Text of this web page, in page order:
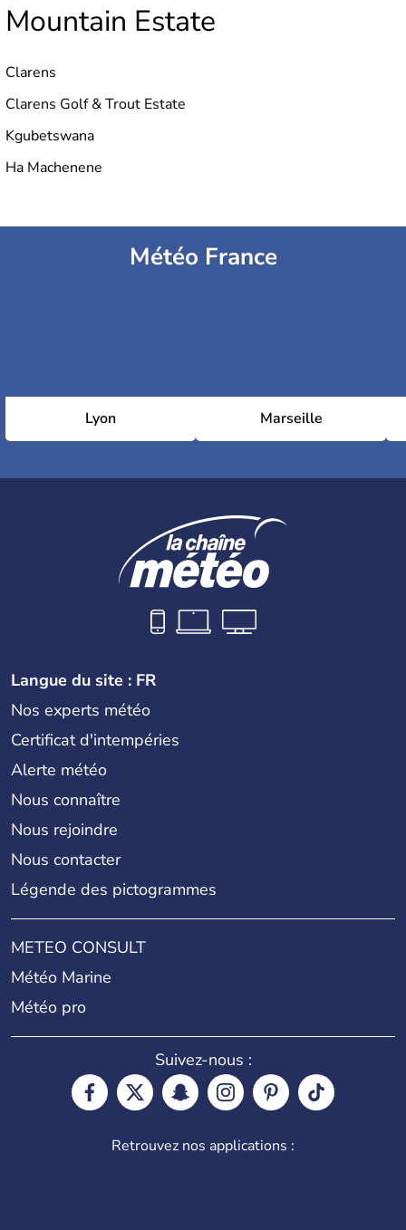
Mountain Estate
Clarens
Clarens Golf & Trout Estate
Kgubetswana
Ha Machenene
Météo France
Lyon Marseille
Langue du site : FR
Nos experts météo
Certificat d'intempéries
Alerte météo
Nous connaître
Nous rejoindre
Nous contacter
Légende des pictogrammes
METEO CONSULT
Météo Marine
Météo pro
Suivez-nous :
Retrouvez nos applications :